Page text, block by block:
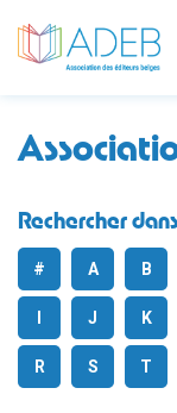
Rechercher
# A B
J K
R S T